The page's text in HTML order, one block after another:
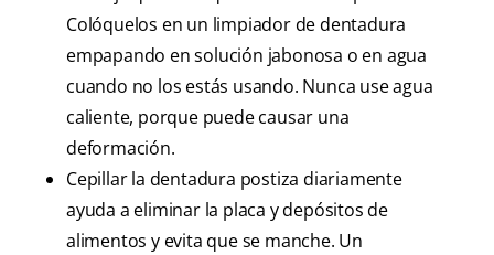
Colóquelos en un limpiador de dentadura
empapando en solución jabonosa o en agua
cuando no los estás usando. Nunca use agua
caliente, porque puede causar una
deformación.
Cepillar la dentadura postiza diariamente
ayuda a eliminar la placa y depósitos de
alimentos y evita que se manche. Un